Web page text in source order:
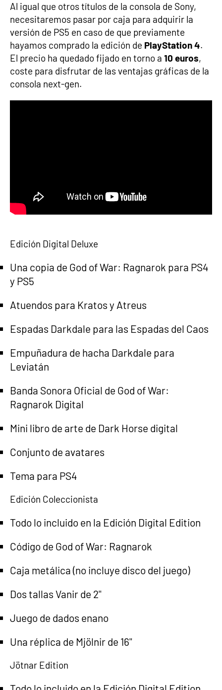
Al igual que otros títulos de la consola de Sony,
necesitaremos pasar por caja para adquirir la
versión de PS5 en caso de que previamente
hayamos comprado la edición de PlayStation 4.
El precio ha quedado fijado en torno a 10 euros,
coste para disfrutar de las ventajas gráficas de la
consola next-gen.
Edición Digital Deluxe
Una copia de God of War: Ragnarok para PS4
y PS5
Atuendos para Kratos y Atreus
Espadas Darkdale para las Espadas del Caos
Empuñadura de hacha Darkdale para
Leviatán
Banda Sonora Oficial de God of War:
Ragnarok Digital
Mini libro de arte de Dark Horse digital
Conjunto de avatares
Tema para PS4
Edición Coleccionista
Todo lo incluido en la Edición Digital Edition
Código de God of War: Ragnarok
Caja metálica (no incluye disco del juego)
Dos tallas Vanir de 2''
Juego de dados enano
Una réplica de Mjölnir de 16''
Jötnar Edition